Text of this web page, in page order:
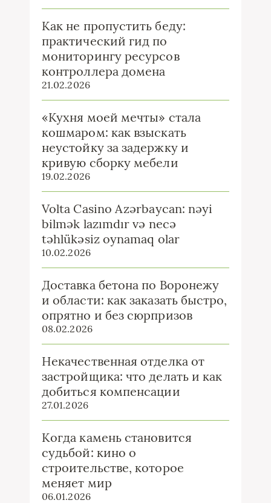
Как не пропустить беду:
практический гид по
мониторингу ресурсов
контроллера домена
21.02.2026
«Кухня моей мечты» стала
кошмаром: как взыскать
неустойку за задержку и
кривую сборку мебели
19.02.2026
Volta Casino Azərbaycan: nəyi
bilmək lazımdır və necə
təhlükəsiz oynamaq olar
10.02.2026
Доставка бетона по Воронежу
и области: как заказать быстро,
опрятно и без сюрпризов
08.02.2026
Некачественная отделка от
застройщика: что делать и как
добиться компенсации
27.01.2026
Когда камень становится
судьбой: кино о
строительстве, которое
меняет мир
06.01.2026